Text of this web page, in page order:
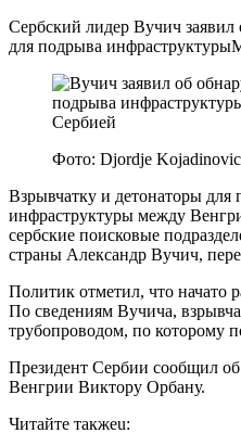
Сербский лидер Вучич
для подрыва
Фото: Djordje Kojadinovic
Взрывчатку и детонаторы для
инфраструктуры между
сербские поисковые
страны Александр Вучич,
Политик отметил, что начато
По сведениям Вучича,
трубопроводом, по которому
Президент Сербии сообщил
Венгрии Виктору Орбану.
Читайте такжеu: